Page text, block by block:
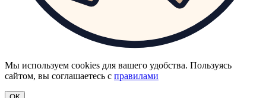
Мы используем cookies для вашего удобства. Пользуясь
сайтом, вы соглашаетесь с правилами